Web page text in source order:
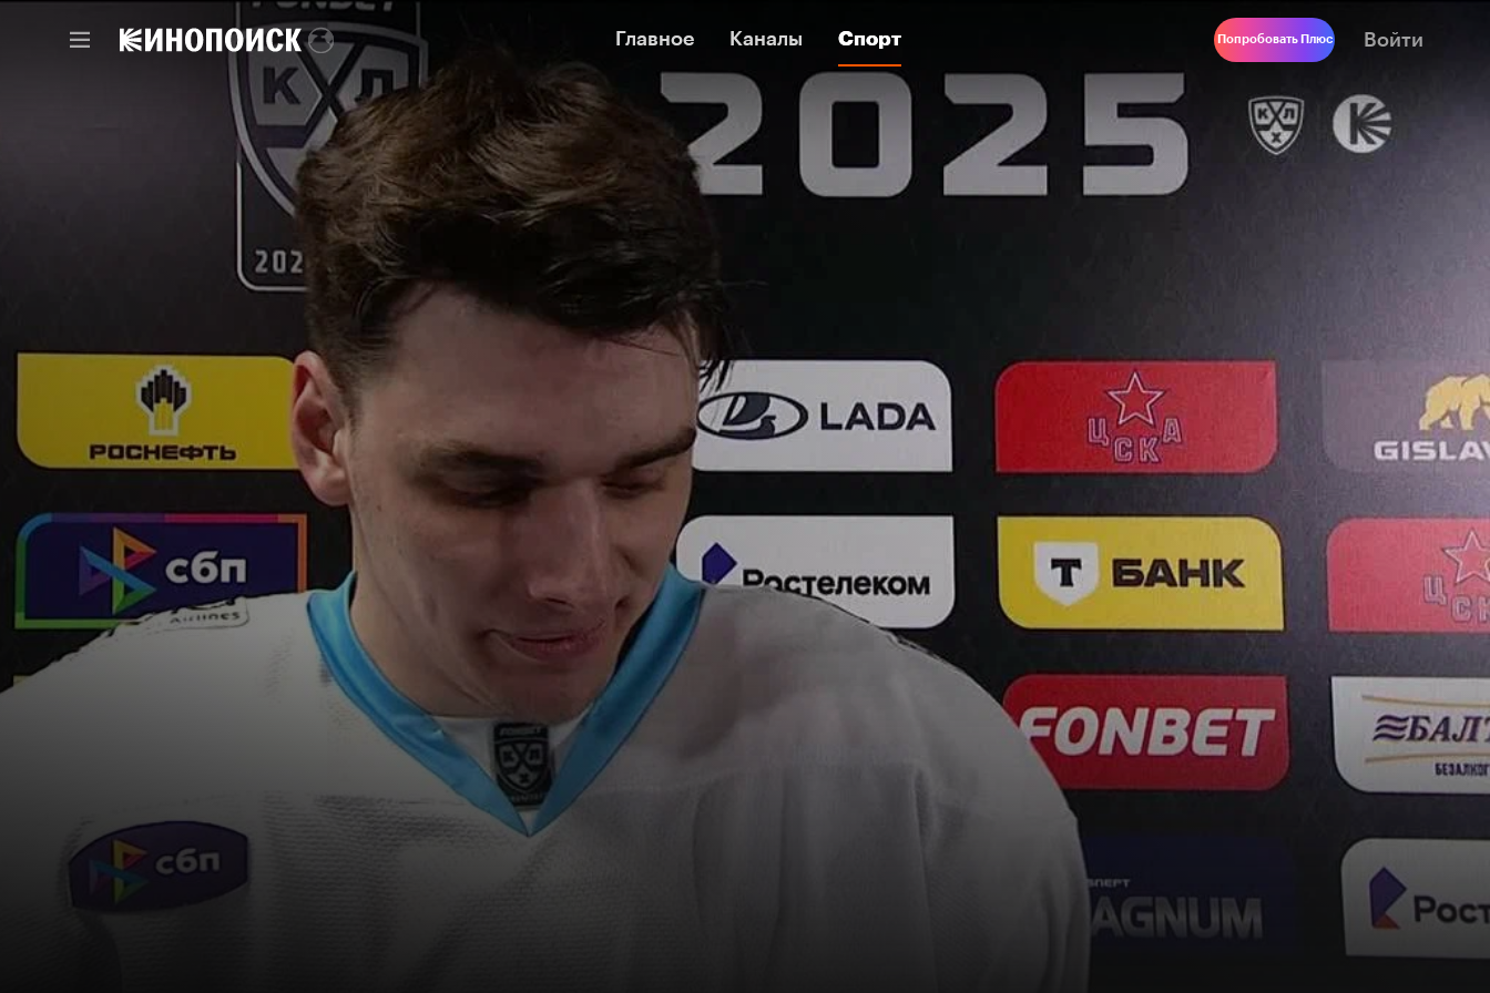
Главное Каналы Спорт
Главное Каналы Спорт Попробовать Плюс Войти